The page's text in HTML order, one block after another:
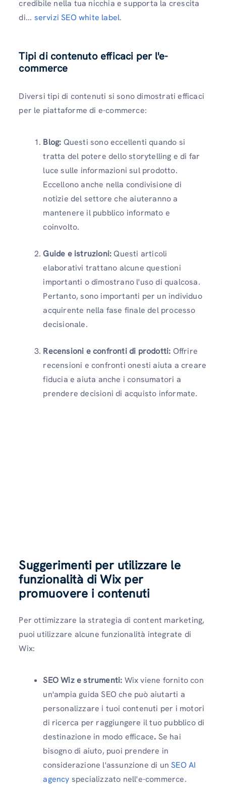
credibile nella tua nicchia e supporta la crescita
di... servizi SEO white label.
Tipi di contenuto efficaci per l'e-
commerce
Diversi tipi di contenuti si sono dimostrati efficaci
per le piattaforme di e-commerce:
Blog: Questi sono eccellenti quando si
tratta del potere dello storytelling e di far
luce sulle informazioni sul prodotto.
Eccellono anche nella condivisione di
notizie del settore che aiuteranno a
mantenere il pubblico informato e
coinvolto.
Guide e istruzioni:Questi articoli
elaborativi trattano alcune questioni
importanti o dimostrano l'uso di qualcosa.
Pertanto, sono importanti per un individuo
acquirente nella fase finale del processo
decisionale.
Recensioni e confronti di prodotti: Offrire
recensioni e confronti onesti aiuta a creare
fiducia e aiuta anche i consumatori a
prendere decisioni di acquisto informate.
Suggerimenti per utilizzare le
funzionalità di Wix per
promuovere i contenuti
Per ottimizzare la strategia di content marketing,
puoi utilizzare alcune funzionalità integrate di
Wix:
SEO Wiz e strumenti: Wix viene fornito con
un'ampia guida SEO che può aiutarti a
personalizzare i tuoi contenuti per i motori
di ricerca per raggiungere il tuo pubblico di
destinazione in modo efficace. Se hai
bisogno di aiuto, puoi prendere in
considerazione l'assunzione di unSEO AI
agency specializzato nell'e-commerce.